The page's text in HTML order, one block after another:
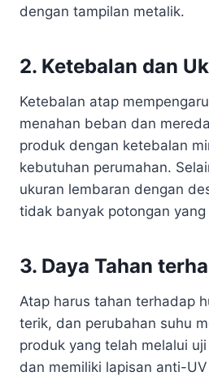
dengan tampilan metalik.
2. Ketebalan dan
Ketebalan atap
menahan beban dan
produk dengan ketebalan
kebutuhan perumahan.
ukuran lembaran dengan
tidak banyak potongan
3. Daya Tahan
Atap harus tahan terhadap
terik, dan perubahan suhu
produk yang telah melalui
dan memiliki lapisan anti-